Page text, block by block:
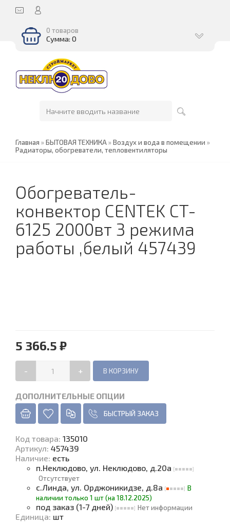
0 товаров
Сумма: 0
Главная »БЫТОВАЯ ТЕХНИКА»Воздух и вода в помещении »
Радиаторы, обогреватели, тепловентиляторы
Обогреватель-
конвектор CENTEK CT-
6125 2000вт 3 режима
работы ,белый 457439
5 366.5 ₽
- +
ДОПОЛНИТЕЛЬНЫЕ ОПЦИИ
БЫСТРЫЙ ЗАКАЗ
Код товара: 135010
Артикул: 457439
Наличие: есть
п.Неклюдово, ул. Неклюдово, д.20а
Отсутствует
с.Линда, ул. Орджоникидзе, д.8а
В
наличии только 1 шт (на 18.12.2025)
под заказ (1-7 дней) Нет информации
Единица: шт